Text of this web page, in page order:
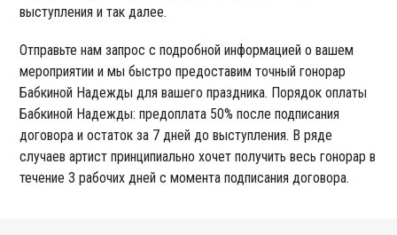
выступления и так далее.
Отправьте нам запрос с подробной информацией о вашем
мероприятии и мы быстро предоставим точный гонорар
Бабкиной Надежды для вашего праздника. Порядок оплаты
Бабкиной Надежды: предоплата 50% после подписания
договора и остаток за 7 дней до выступления. В ряде
случаев артист принципиально хочет получить весь гонорар в
течение 3 рабочих дней с момента подписания договора.